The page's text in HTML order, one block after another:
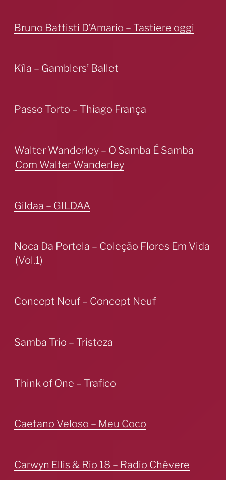
Bruno Battisti D’Amario – Tastiere oggi
Kíla – Gamblers’ Ballet
Passo Torto – Thiago França
Walter Wanderley – O Samba É Samba
Com Walter Wanderley
Gildaa – GILDAA
Noca Da Portela – Coleção Flores Em Vida
(Vol.1)
Concept Neuf – Concept Neuf
Samba Trio – Tristeza
Think of One – Trafico
Caetano Veloso – Meu Coco
Carwyn Ellis & Rio 18 – Radio Chévere